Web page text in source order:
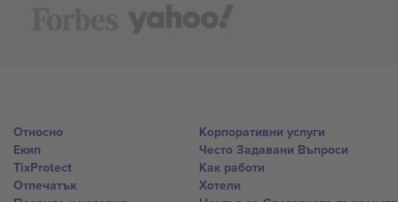
Относно
Екип
TixProtect
Отпечатък
Корпоративни услуги
Често Задавани Въпроси
Как работи
Хотели